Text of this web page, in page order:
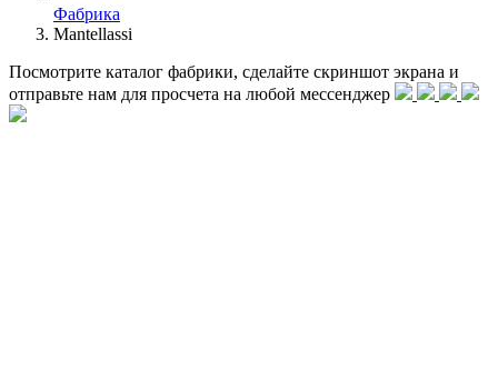
Фабрика
Mantellassi
Посмотрите каталог фабрики, сделайте скриншот экрана и
отправьте нам для просчета на любой меcсенджер